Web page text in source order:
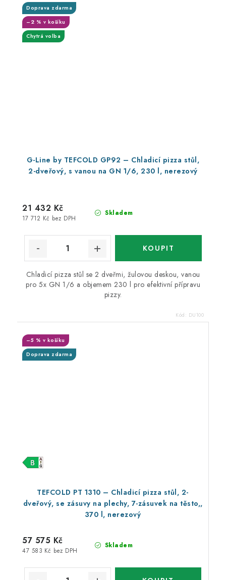
G-Line by TEFCOLD GP92 – Chladicí pizza stůl,
2-dveřový, s vanou na GN 1/6, 230 l, nerezový
Doprava zdarma
–2 % v košíku
Chytrá volba
Skladem
17 712 Kč bez DPH
21 432 Kč
Chladicí pizza stůl se 2 dveřmi, žulovou deskou, vanou
pro 5x GN 1/6 a objemem 230 l pro efektivní přípravu
pizzy.
Kód: DU100
TEFCOLD PT 1310 – Chladicí pizza stůl, 2-
dveřový, se zásuvy na plechy, 7-zásuvek na těsto,,
370 l, nerezový
Doprava zdarma
–5 % v košíku
Skladem
47 583 Kč bez DPH
57 575 Kč